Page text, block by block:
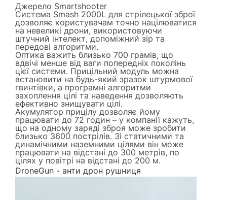
Джерело Smartshooter
Система Smash 2000L для стрілецької зброї
дозволяє користувачам точно націлюватися
на невеликі дрони, використовуючи
штучний інтелект, допоміжний зір та
передові алгоритми.
Оптика важить близько 700 грамів, що
вдвічі менше від ваги попередніх поколінь
цієї системи. Прицільний модуль можна
встановити на будь-який зразок штурмової
гвинтівки, а програмні алгоритми
захоплення цілі та наведення дозволяють
ефективно знищувати цілі.
Акумулятор прицілу дозволяє йому
працювати до 72 годин – у компанії кажуть,
що на одному заряді зброя може зробити
близько 3600 пострілів. Зі статичними та
динамічними наземними цілями він може
працювати на відстані до 300 метрів, по
цілях у повітрі на відстані до 200 м.
DroneGun - анти дрон рушниця